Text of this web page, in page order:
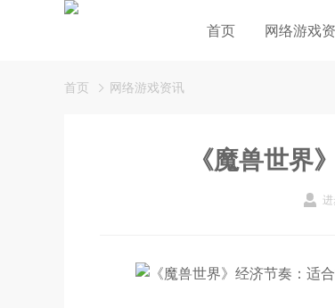
首页 网络游戏
首页 网络游戏资讯
《魔兽世界